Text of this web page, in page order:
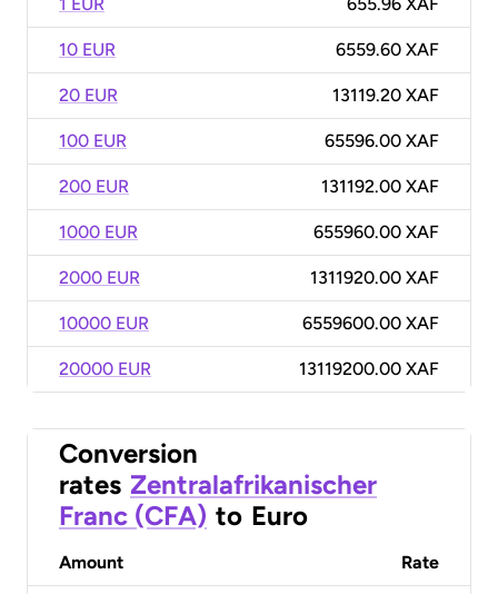
1 EUR 655.96 XAF
10 EUR 6559.60 XAF
20 EUR 13119.20 XAF
100 EUR 65596.00 XAF
200 EUR 131192.00 XAF
1000 EUR 655960.00 XAF
2000 EUR 1311920.00 XAF
10000 EUR 6559600.00 XAF
20000 EUR 13119200.00 XAF
Conversion
rates Zentralafrikanischer
Franc (CFA) to Euro
Amount Rate